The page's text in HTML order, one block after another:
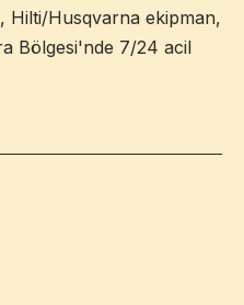
Hilti/Husqvarna ekipman,
Bölgesi'nde 7/24 acil